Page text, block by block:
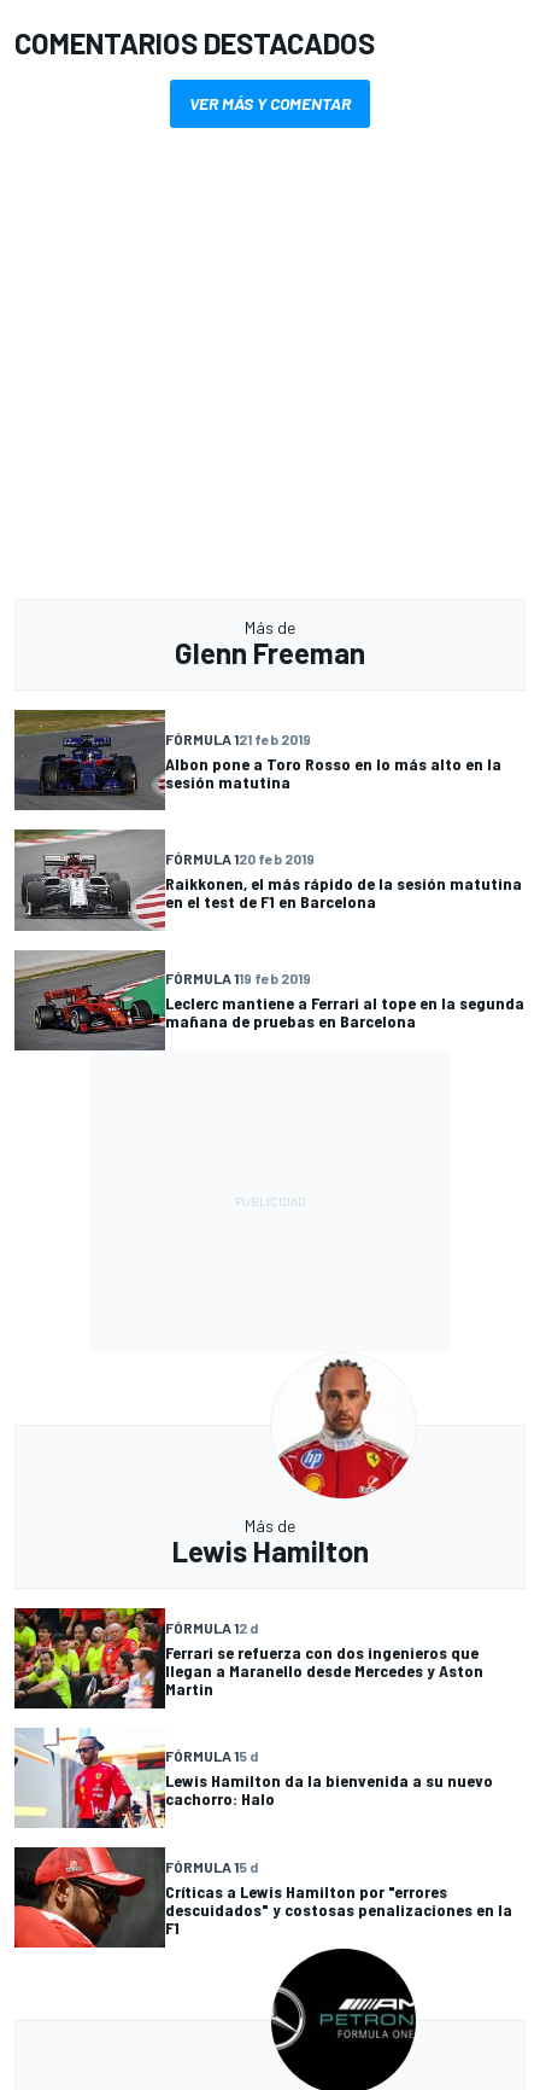
COMENTARIOS DESTACADOS
VER MÁS Y COMENTAR
Más de
Glenn Freeman
FÓRMULA 121 feb 2019
Albon pone a Toro Rosso en lo más alto en la
sesión matutina
FÓRMULA 120 feb 2019
Raikkonen, el más rápido de la sesión matutina
en el test de F1 en Barcelona
FÓRMULA 119 feb 2019
Leclerc mantiene a Ferrari al tope en la segunda
mañana de pruebas en Barcelona
Más de
Lewis Hamilton
FÓRMULA 12 d
Ferrari se refuerza con dos ingenieros que
llegan a Maranello desde Mercedes y Aston
Martin
FÓRMULA 15 d
Lewis Hamilton da la bienvenida a su nuevo
cachorro: Halo
FÓRMULA 15 d
Críticas a Lewis Hamilton por "errores
descuidados" y costosas penalizaciones en la
F1